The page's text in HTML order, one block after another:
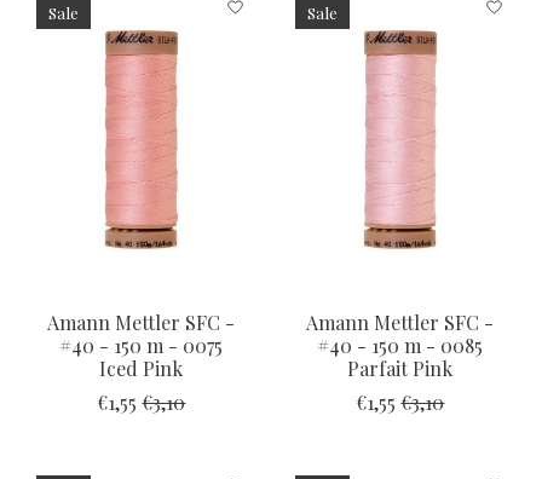
Sale
Amann Mettler SFC -
#40 - 150 m - 0075
Iced Pink
€1,55 €3,10
Sale
Amann Mettler SFC -
#40 - 150 m - 0085
Parfait Pink
€1,55 €3,10